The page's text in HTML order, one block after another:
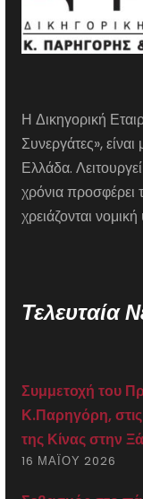
Η Δικηγορική
Συνεργάτες»,
Ελλάδα.
χρόνια προσφέρει
χρειάζονται
Τελευταία
Συμμετοχή του
Κ.Παρηγόρη,
της Κίνας στην
16 ΜΑΪ́ΟΥ 2026